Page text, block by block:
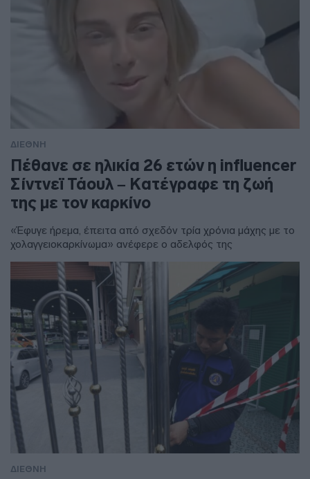
ΔΙΕΘΝΗ
Πέθανε σε ηλικία 26 ετών η influencer
Σίντνεϊ Τάουλ – Kατέγραφε τη ζωή
της με τον καρκίνο
«Έφυγε ήρεμα, έπειτα από σχεδόν τρία χρόνια μάχης με το
χολαγγειοκαρκίνωμα» ανέφερε ο αδελφός της
ΔΙΕΘΝΗ